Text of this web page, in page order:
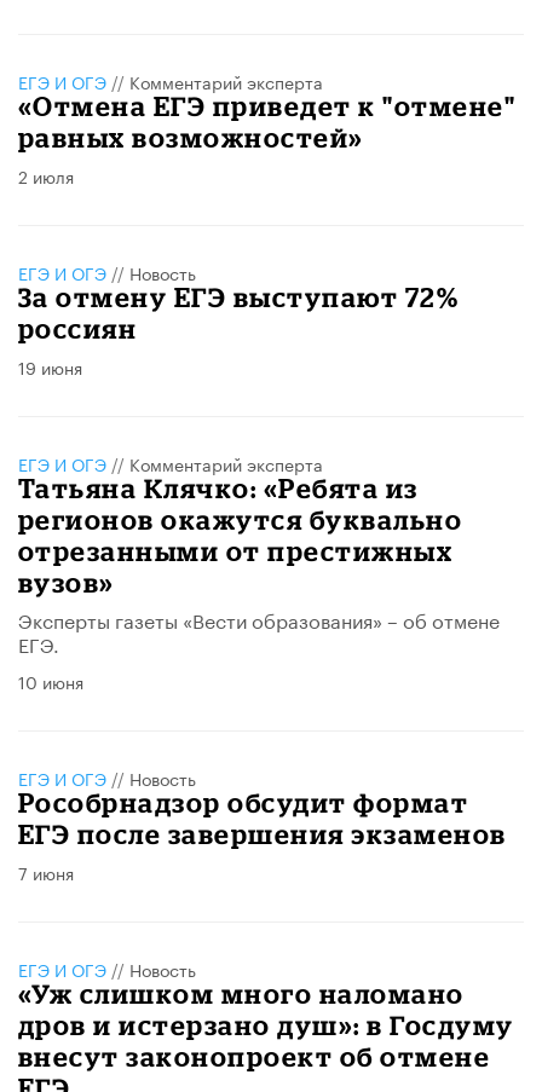
ЕГЭ И ОГЭ // Комментарий эксперта
«Отмена ЕГЭ приведет к "отмене"
равных возможностей»
2 июля
ЕГЭ И ОГЭ // Новость
За отмену ЕГЭ выступают 72%
россиян
19 июня
ЕГЭ И ОГЭ // Комментарий эксперта
Татьяна Клячко: «Ребята из
регионов окажутся буквально
отрезанными от престижных
вузов»
Эксперты газеты «Вести образования» – об отмене
ЕГЭ.
10 июня
ЕГЭ И ОГЭ // Новость
Рособрнадзор обсудит формат
ЕГЭ после завершения экзаменов
7 июня
ЕГЭ И ОГЭ // Новость
«Уж слишком много наломано
дров и истерзано душ»: в Госдуму
внесут законопроект об отмене